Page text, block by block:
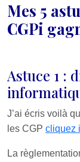
Mes 5
CGPi
Astuce 1 :
J’ai écris voilà
les CGP cliquez
La